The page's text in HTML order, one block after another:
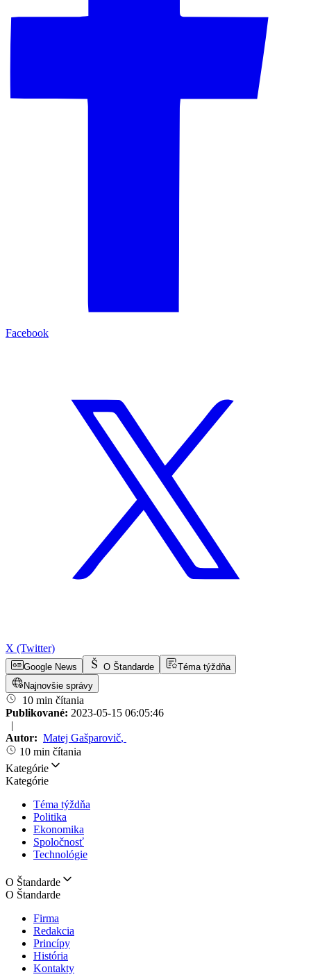
Facebook
X (Twitter)
Google News O Štandarde
Téma týždňa
Najnovšie správy
10 min čítania
Publikované: 2023-05-15 06:05:46
|
Autor: Matej Gašparovič,
10 min čítania
Kategórie
Kategórie
Téma týždňa
Politika
Ekonomika
Spoločnosť
Technológie
O Štandarde
O Štandarde
Firma
Redakcia
Princípy
História
Kontakty